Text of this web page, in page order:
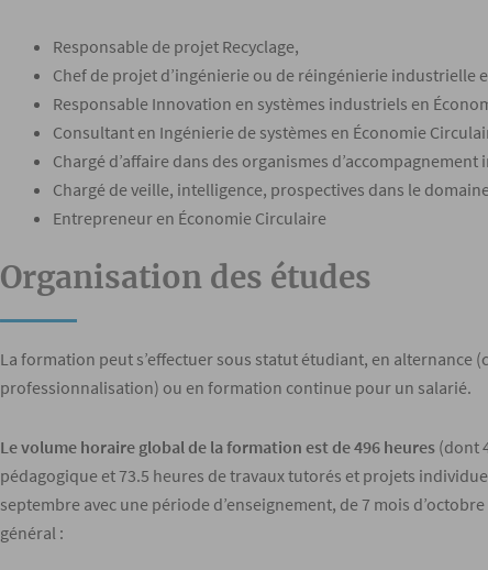
Responsable de projet Recyclage,
Chef de projet d’ingénierie ou de réingénierie industrielle
Responsable Innovation en systèmes industriels en
Consultant en Ingénierie de systèmes en Économie
Chargé d’affaire dans des organismes d’accompagnement
Chargé de veille, intelligence, prospectives dans le
Entrepreneur en Économie Circulaire
Organisation des études
La formation peut s’effectuer sous statut étudiant, en alternance
professionnalisation) ou en formation continue pour un salarié.
Le volume horaire global de la formation est de 496 heures (dont
pédagogique et 73.5 heures de travaux tutorés et projets
septembre avec une période d’enseignement, de 7 mois
général :